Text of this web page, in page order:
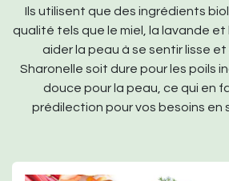
Ils utilisent que des ingrédients
qualité tels que le miel, la lavande
aider la peau à se sentir lisse et
Sharonelle soit dure pour les poils
douce pour la peau, ce qui en
prédilection pour vos besoins en